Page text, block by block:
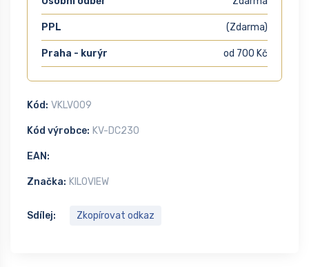
PPL (Zdarma)
Praha - kurýr od 700 Kč
Kód: VKLV009
Kód výrobce: KV-DC230
EAN:
Značka: KILOVIEW
Sdílej: Zkopírovat odkaz